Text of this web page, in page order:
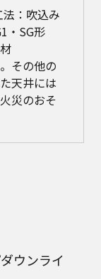
：吹込み
・SG形
その他の
天井には
災のおそ
ウンライ